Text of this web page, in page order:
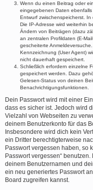
Wenn du einen Beitrag oder
eingegebenen Daten
Entwurf zwischenspeicherst.
Die IP-Adresse wird weiterhin
Ändern von Beiträgen (dazu
an zentralen Profildaten (E-
gescheiterte
Kennzeichnung (User Agent)
nicht dauerhaft gespeichert.
Schließlich erfordern einzelne
gespeichert werden. Dazu
Gelesen-Status von deinen
Benachrichtigungsfunktionen.
Dein Passwort wird mit einer
dass es sicher ist. Jedoch wird
Vielzahl von Webseiten zu
deinem Benutzerkonto für das
Insbesondere wird dich kein
ein Dritter berechtigterweise
Passwort vergessen haben, so
Passwort vergessen“
deinem Benutzernamen und
ein neu generiertes Passwort
Board zugreifen kannst.